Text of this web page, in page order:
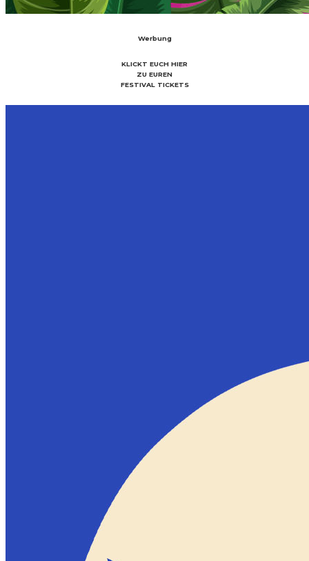
Werbung
KLICKT EUCH HIER
ZU EUREN
FESTIVAL TICKETS